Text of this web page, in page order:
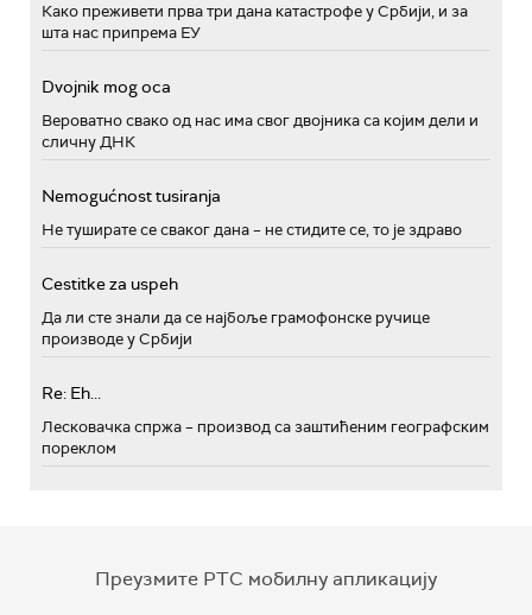
Како преживети прва три дана катастрофе у Србији, и за
шта нас припрема ЕУ
Dvojnik mog oca
Вероватно свако од нас има свог двојника са којим дели и
сличну ДНК
Nemogućnost tusiranja
Не туширате се сваког дана – не стидите се, то је здраво
Cestitke za uspeh
Да ли сте знали да се најбоље грамофонске ручице
производе у Србији
Re: Eh...
Лесковачка спржа – производ са заштићеним географским
пореклом
Преузмите РТС мобилну апликацију